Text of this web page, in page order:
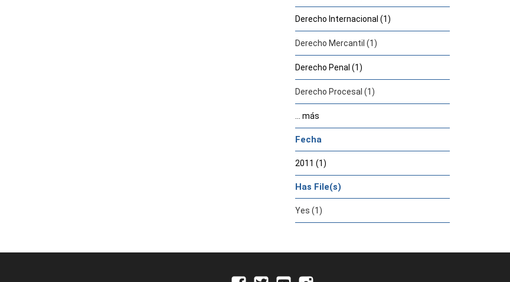
Derecho Internacional (1)
Derecho Mercantil (1)
Derecho Penal (1)
Derecho Procesal (1)
... más
Fecha
2011 (1)
Has File(s)
Yes (1)